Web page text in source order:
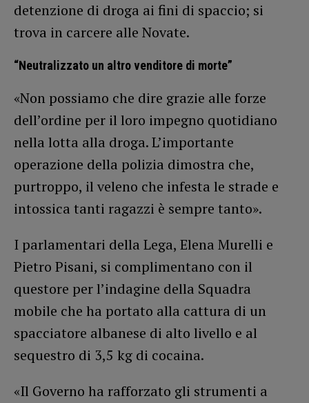
detenzione di droga ai fini di spaccio; si
trova in carcere alle Novate.
“Neutralizzato un altro venditore di morte”
«Non possiamo che dire grazie alle forze
dell’ordine per il loro impegno quotidiano
nella lotta alla droga. L’importante
operazione della polizia dimostra che,
purtroppo, il veleno che infesta le strade e
intossica tanti ragazzi è sempre tanto».
I parlamentari della Lega, Elena Murelli e
Pietro Pisani, si complimentano con il
questore per l’indagine della Squadra
mobile che ha portato alla cattura di un
spacciatore albanese di alto livello e al
sequestro di 3,5 kg di cocaina.
«Il Governo ha rafforzato gli strumenti a